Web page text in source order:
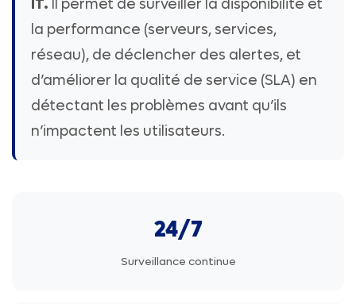
IT. Il permet de surveiller la disponibilité et
la performance (serveurs, services,
réseau), de déclencher des alertes, et
d’améliorer la qualité de service (SLA) en
détectant les problèmes avant qu’ils
n’impactent les utilisateurs.
24/7
Surveillance continue